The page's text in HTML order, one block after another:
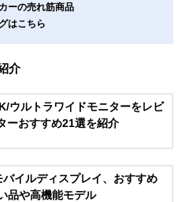
ーの売れ筋商品
はこちら
介
ウルトラワイドモニターをレビ
ーおすすめ21選を紹介
バイルディスプレイ、おすすめ
品や高機能モデル